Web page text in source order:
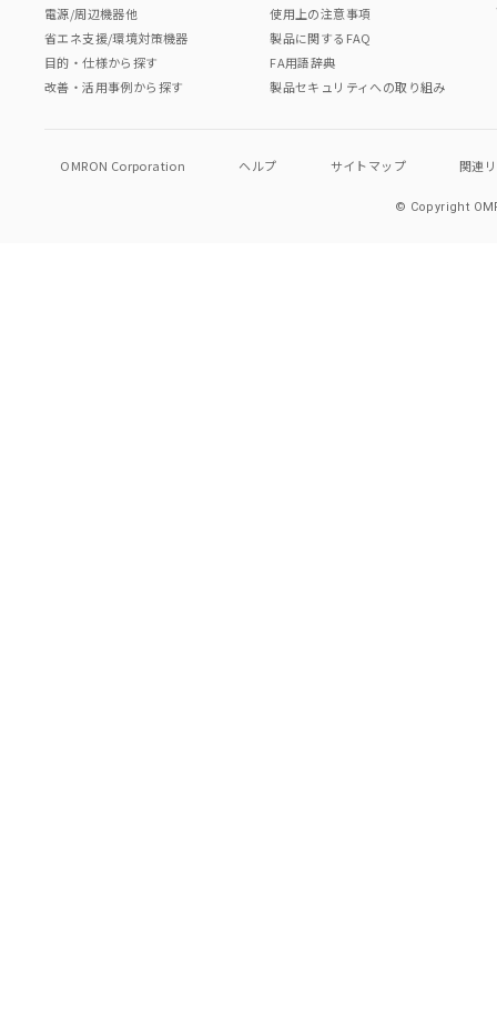
電源/周辺機器他
省エネ支援/環境対策機器
目的・仕様から探す
改善・活用事例から探す
使用上の注意事項
製品に関するFAQ
FA用語辞典
製品セキュリティへの取り組み
OMRON Corporation ヘルプ サイトマップ 関連
© Copyright